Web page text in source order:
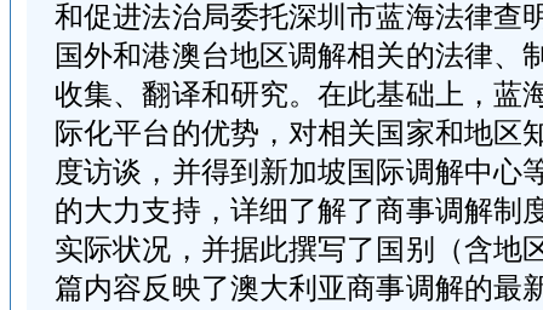
和促进法治局委托深圳市蓝海法律查
国外和港澳台地区调解相关的法律、
收集、翻译和研究。在此基础上，蓝
际化平台的优势，对相关国家和地区
度访谈，并得到新加坡国际调解中心
的大力支持，详细了解了商事调解制
实际状况，并据此撰写了国别（含地
篇内容反映了澳大利亚商事调解的最